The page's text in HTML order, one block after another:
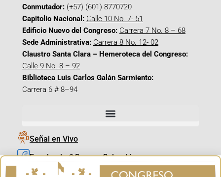
Conmutador: (+57) (601) 8770720
Capitolio Nacional: Calle 10 No. 7- 51
Edificio Nuevo del Congreso: Carrera 7 No. 8 – 68
Sede Administrativa: Carrera 8 No. 12- 02
Claustro Santa Clara – Hemeroteca del Congreso:
Calle 9 No. 8 – 92
Biblioteca Luis Carlos Galán Sarmiento:
Carrera 6 # 8–94
Señal en Vivo
Facebook_@CamaraColombia